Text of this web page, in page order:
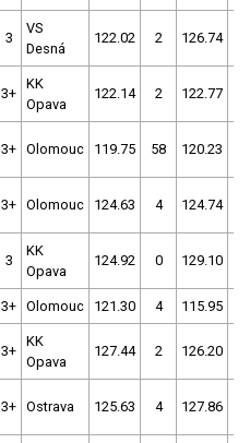
3
VS
Desná
122.02 2 126.74
3+
KK
Opava
122.14 2 122.77
3+ Olomouc 119.75 58 120.23
3+ Olomouc 124.63 4 124.74
3
KK
Opava
124.92 0 129.10
3+ Olomouc 121.30 4 115.95
3+
KK
Opava
127.44 2 126.20
3+ Ostrava 125.63 4 127.86